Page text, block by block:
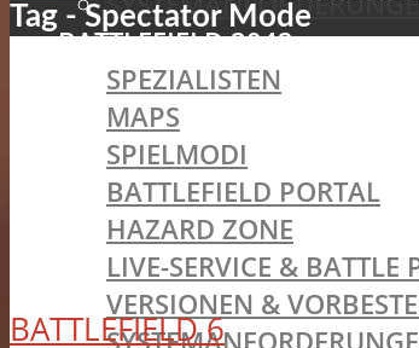
BATTLEFIELD 2042
SPEZIALISTEN
MAPS
SPIELMODI
BATTLEFIELD PORTAL
HAZARD ZONE
LIVE-SERVICE & BATTLE
VERSIONEN &
Tag - Spectator Mode
BATTLEFIELD 6